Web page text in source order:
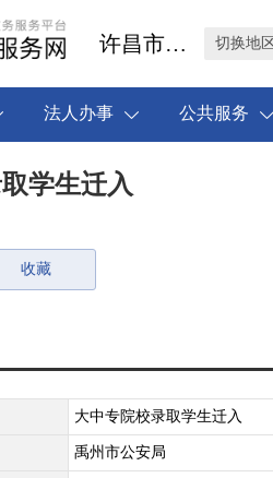
许昌市禹州市 切换地
法人办事 公共服务
学生迁入
收藏
大中专院校录取学生迁入
禹州市公安局